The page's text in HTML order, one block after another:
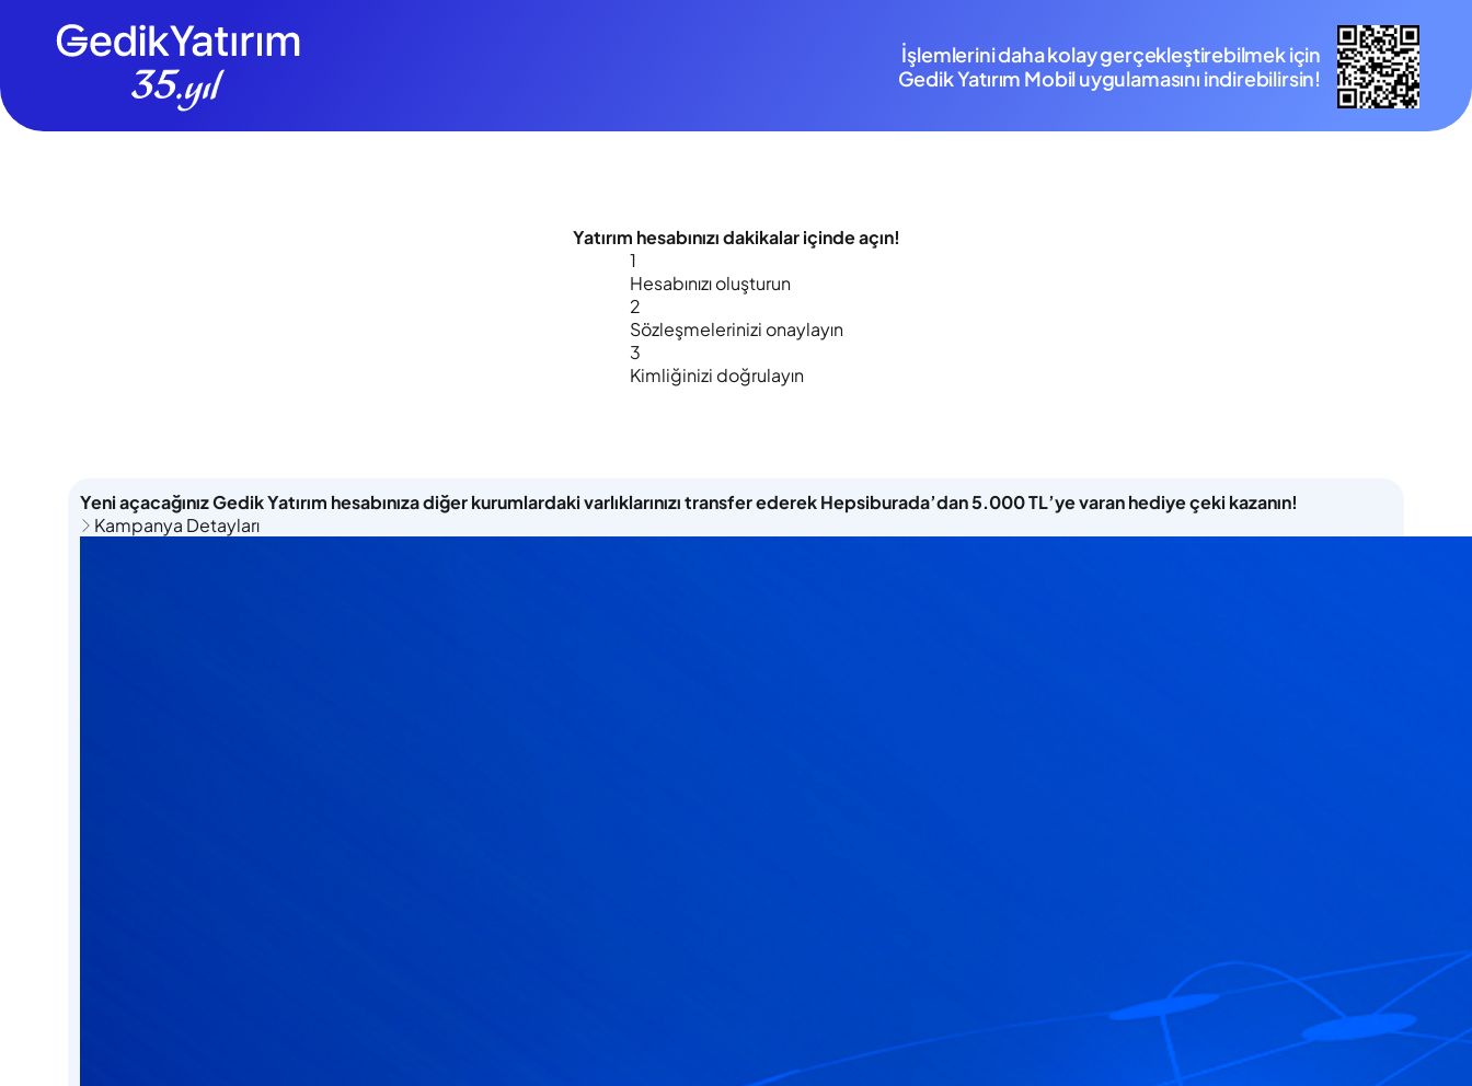
İşlemlerini daha kolay gerçekleştirebilmek için
Gedik Yatırım Mobil uygulamasını indirebilirsin!
Yatırım hesabınızıdakikalar içindeaçın!
1
Hesabınızı oluşturun
2
Sözleşmelerinizi onaylayın
3
Kimliğinizi doğrulayın
Yeni açacağınız Gedik Yatırım hesabınıza diğer kurumlardaki varlıklarınızı transfer ederek Hepsiburada’dan 5.000 TL’ye varan hediye çeki kazanın!
Kampanya Detayları